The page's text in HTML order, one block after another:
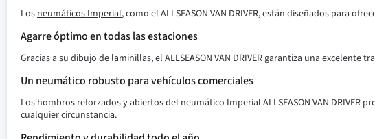
Losneumáticos Imperial, como el ALLSEASON VAN DRIVER, están diseñados para
Agarre óptimo en todas las estaciones
Gracias a su dibujo de laminillas, el ALLSEASON VAN DRIVER garantiza una
Un neumático robusto para vehículos comerciales
Los hombros reforzados y abiertos del neumático Imperial ALLSEASON VAN
cualquier circunstancia.